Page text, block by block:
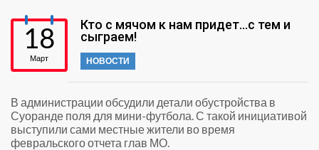
18
Март
Кто с мячом к нам придет…с тем и
сыграем!
НОВОСТИ
В администрации обсудили детали обустройства в
Суоранде поля для мини-футбола. С такой инициативой
выступили сами местные жители во время
февральского отчета глав МО.